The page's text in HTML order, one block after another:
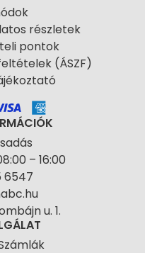
részletek
pontok
(ÁSZF)
– 16:00
6547
u. 1.